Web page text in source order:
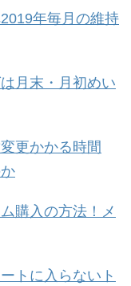
年毎月の維持
月末・月初めい
更かかる時間
購入の方法！メ
トに入らないト